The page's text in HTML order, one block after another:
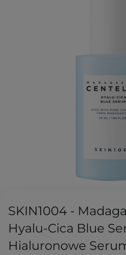
SKIN1004 -
Hyalu-Cica Blue
Hialuronowe